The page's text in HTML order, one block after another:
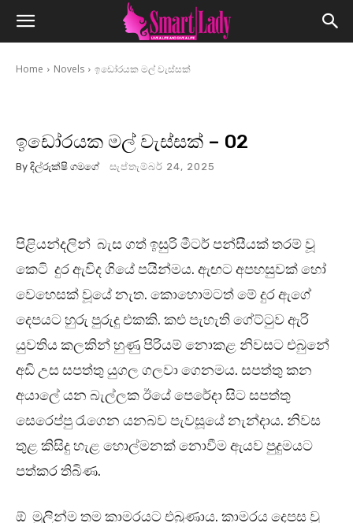
Home Novels ඉඩෝරයක මල් වැස්සක්
ඉඩෝරයක මල් වැස්සක් – 02
By දිල්රුක්ෂි ගමගේ සැප්තැම්බර් 24, 2025
පිළියන්දලින් බැස ගත් ඉසුරි මීටර් පන්සීයක් තරම් වූ
කෙටි දුර ඇවිද ගියේ පයින්මය. ඇඟට අපහසුවක් හෝ
වෙහෙසක් වූයේ නැත. කොහොමටත් මේ දුර ඇගේ
දෙපයට හුරු පුරුදු එකකි. කළු පැහැති ගේට්ටුව ඇරි
යුවතිය කලකින් හුණු පිරියම් නොකළ නිවසට එබුනේ
අඩි උස සපත්තු යුගල ගලවා ගෙනමය. සපත්තු කන
අයාලේ යන බැල්ලක ඊයේ පෙරේදා සිට සපත්තු
සෙරෙප්පු රැගෙන යනබව පැවසූයේ නැන්දාය. නිවස
තුළ කිසිදු හැළ හොල්මනක් නොවීම ඇයව පුදුමයට
පත්කර තිබිණ.
ඕ මුලින්ම තම කාමරයට එබුණාය. කාමරය දෙපස වූ